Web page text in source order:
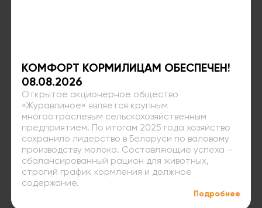
КОМФОРТ КОРМИЛИЦАМ ОБЕСПЕЧЕН!
08.08.2026
Открытое акционерное общество
«Журавлиное» является крупным
многоотраслевым сельскохозяйственным
предприятием. По итогам 2025 года хозяйство
сохранило лидерство в Беларуси по валовому
производству молока. Составляющие успеха –
сбалансированный рацион для животных,
строгий график кормления и должное
содержание.
Подробнее